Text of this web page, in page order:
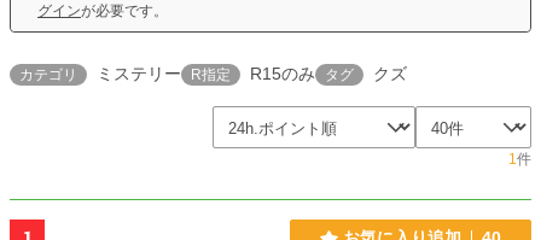
グインが必要です。
カテゴリ ミステリー R指定 R15のみ タグ クズ
1件